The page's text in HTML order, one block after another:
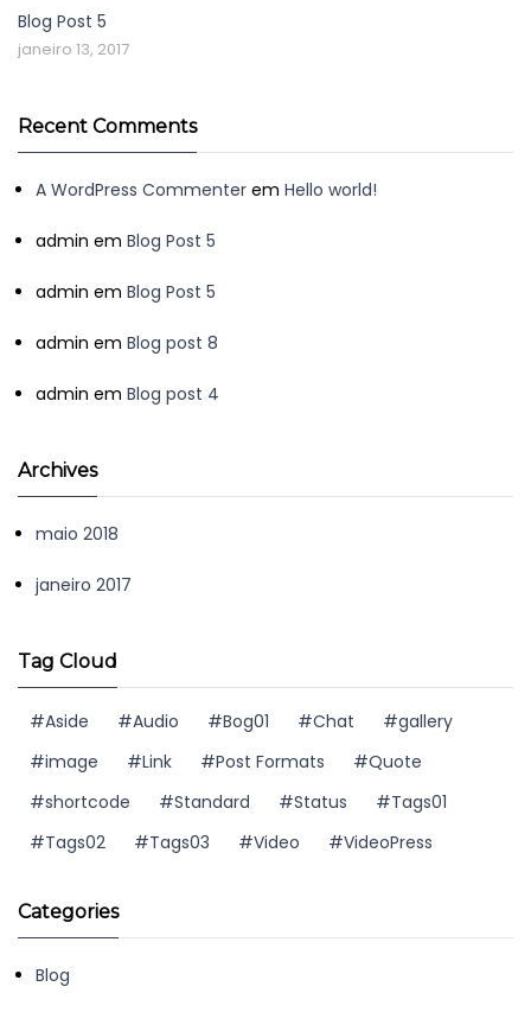
Blog Post 5
janeiro 13, 2017
Recent Comments
A WordPress Commenter em Hello world!
admin em Blog Post 5
admin em Blog Post 5
admin em Blog post 8
admin em Blog post 4
Archives
maio 2018
janeiro 2017
Tag Cloud
Aside Audio Bog01 Chat
gallery
image
Link Post Formats
Quote
shortcode
Standard Status
Tags01
Tags02
Tags03 Video VideoPress
Categories
Blog